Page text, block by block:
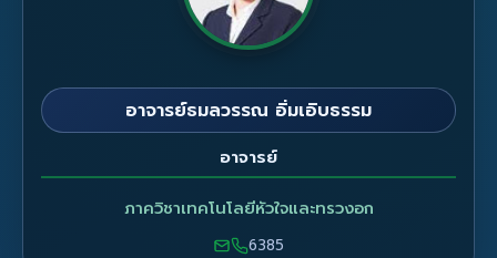
อาจารย์ธมลวรรณ อิ่มเอิบธรรม
อาจารย์
ภาควิชาเทคโนโลยีหัวใจและทรวงอก
6385